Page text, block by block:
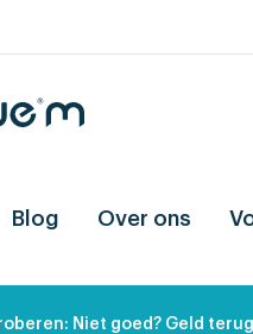
Blog Over ons
Niet goed? Geld